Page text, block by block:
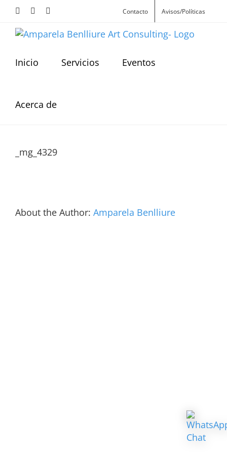
Skip
content
FacebookInstagram Contacto Avisos/Políticas
Inicio Servicios Eventos
Acerca de
_mg_4329
About the Author: Amparela Benlliure